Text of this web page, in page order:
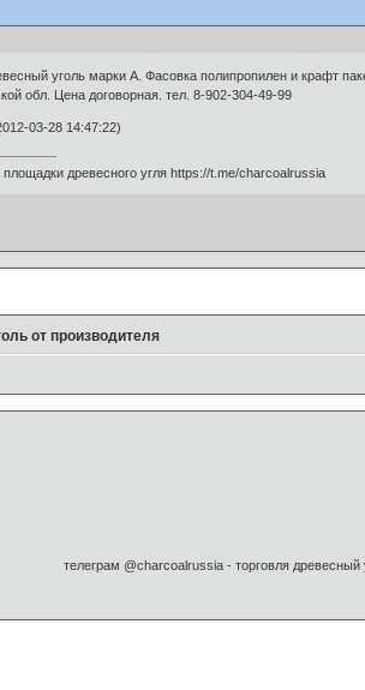
уголь марки А. Фасовка полипропилен и крафт
обл. Цена договорная. тел. 8-902-304-49-99
03-28 14:47:22)
древесного угля https://t.me/charcoalrussia
от производителя
телеграм @charcoalrussia - торговля древесный